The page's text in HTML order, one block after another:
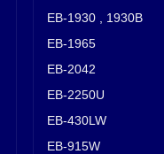
EB-1930 , 1930B
EB-1965
EB-2042
EB-2250U
EB-430LW
EB-915W